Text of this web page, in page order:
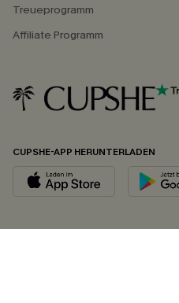
Treueprogramm
Affiliate Programm
CUPSHE-APP HERUNTERLADEN